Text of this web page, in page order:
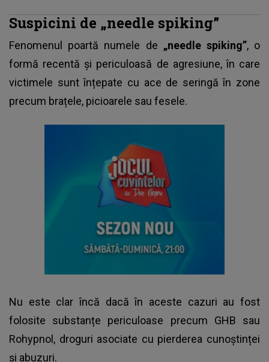
Suspicini de „needle spiking”
Fenomenul poartă numele de „needle spiking”, o
formă recentă și periculoasă de agresiune, în care
victimele sunt înțepate cu ace de seringă în zone
precum brațele, picioarele sau fesele.
Nu este clar încă dacă în aceste cazuri au fost
folosite substanțe periculoase precum GHB sau
Rohypnol, droguri asociate cu pierderea cunoștinței
și abuzuri.